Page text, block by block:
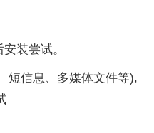
装尝试。
短信息、多媒体文件等),